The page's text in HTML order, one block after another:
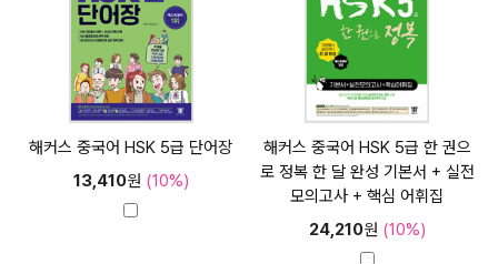
해커스 중국어 HSK 5급 단어장
13,410원 (10%)
해커스 중국어 HSK 5급 한 권으
로 정복 한 달 완성 기본서 + 실전
모의고사 + 핵심 어휘집
24,210원 (10%)